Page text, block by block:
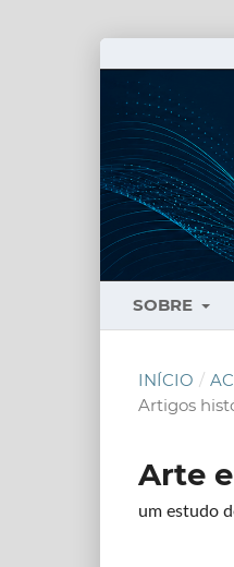
SOBRE
INÍCIO /
Artigos
Arte
um estudo